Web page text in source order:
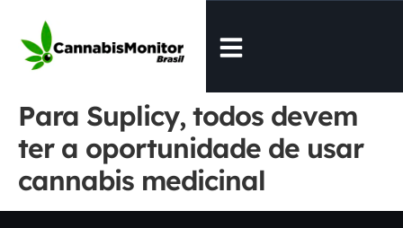
Para Suplicy, todos devem
ter a oportunidade de usar
cannabis medicinal